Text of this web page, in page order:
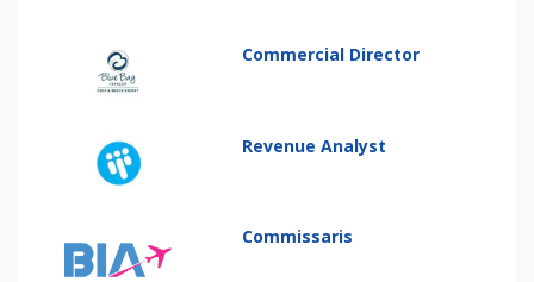
Commercial Director
Revenue Analyst
Commissaris